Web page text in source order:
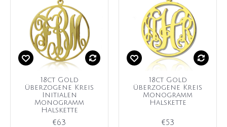
18ct Gold
überzogene Kreis
Initialen
Monogramm
Halskette
€63
18ct Gold
überzogene Kreis
Monogramm
Halskette
€53